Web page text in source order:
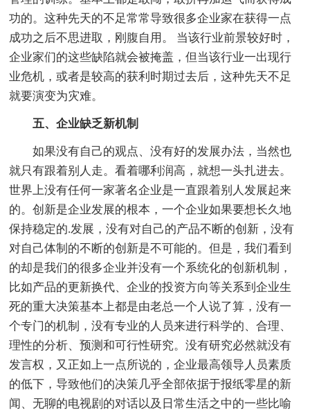
功的。这种先天的不足常常导致很多企业家在获得一点
成功之后不思进取，刚腹自用。 当该行业前景较好时，
企业家们的这些缺陷就会被掩盖，但当该行业一出现行
业危机，或者是较高的获利时期过去后，这种先天不足
就要演变为灾难。
五、企业缺乏新机制
如果没有自己的观点、没有好的发展办法，当然也
就只有跟着别人走。看着哪利润高，就想一头扎进去。
世界上没有任何一家著名企业是一直跟着别人发展起来
的。创新是企业发展的根本，一个企业如果要想长久地
保持稳定的.发展，没有对自己的产品不断的创新，没有
对自己体制的不断的创新是不可能的。但是，我们看到
的却是我们的很多企业并没有一个系统化的创新机制，
比如产品的更新换代、企业的投资方向等关系到企业生
死的重大决策基本上都是由老总一个人说了算，没有一
个专门的机制，没有专业的人员来进行科学的、合理、
理性的分析、预测和可行性研究。没有研究必然就没有
发言权，又正如上一点所说的，企业最高领导人员素质
的低下，导致他们的决策几乎全部依据于报纸零星的新
闻、无聊的电视剧的对话以及日常生活之中的一些比喻